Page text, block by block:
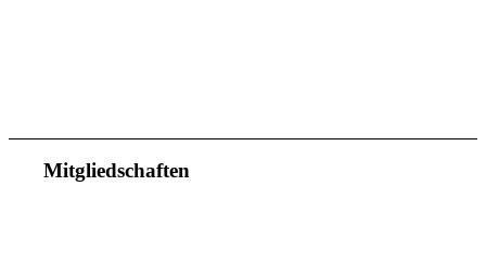
Mitgliedschaften